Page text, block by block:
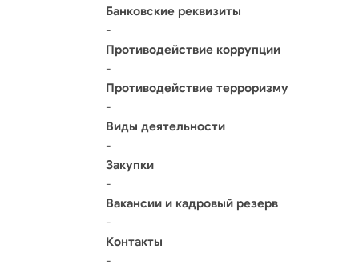
Банковские реквизиты
-
Противодействие коррупции
-
Противодействие терроризму
-
Виды деятельности
-
Закупки
-
Вакансии и кадровый резерв
-
Контакты
-